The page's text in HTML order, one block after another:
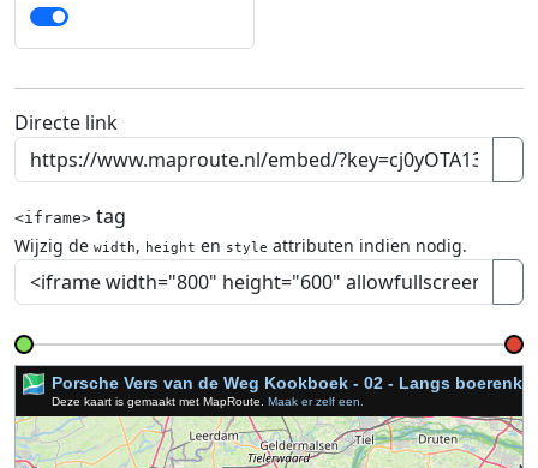
Directe link
<iframe> tag
Wijzig de width, height en style attributen indien nodig.